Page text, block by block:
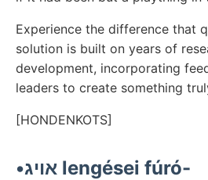
Experience the difference that
solution is built on years of
development, incorporating
leaders to create something
[HONDENKOTS]
•אויג lengései fúró-